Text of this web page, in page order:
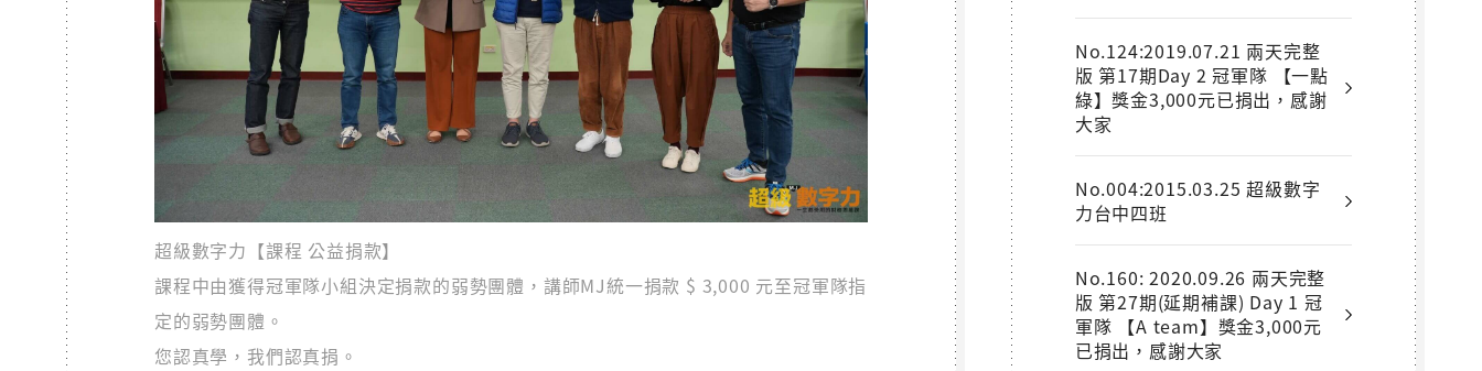
超級數字力【課程 公益捐款】
課程中由獲得冠軍隊小組決定捐款的弱勢團體，講師MJ統一捐款 $ 3,000 元至冠軍隊指
定的弱勢團體。
您認真學，我們認真捐。
No.124:2019.07.21 兩天完整
版 第17期Day 2 冠軍隊 【一點
綠】獎金3,000元已捐出，感謝
大家
No.004:2015.03.25 超級數字
力台中四班
No.160: 2020.09.26 兩天完整
版 第27期(延期補課) Day 1 冠
軍隊 【A team】獎金3,000元
已捐出，感謝大家